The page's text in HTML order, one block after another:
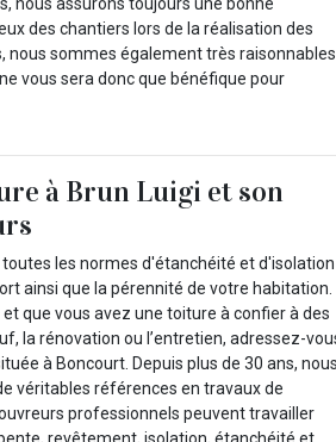
des chantiers lors de la réalisation des
nous sommes également très raisonnables
vous sera donc que bénéfique pour
à Brun Luigi et son
les normes d'étanchéité et d'isolation
ainsi que la pérennité de votre habitation.
que vous avez une toiture à confier à des
la rénovation ou l’entretien, adressez-
à Boncourt. Depuis plus de 30 ans, nous
véritables références en travaux de
professionnels peuvent travailler